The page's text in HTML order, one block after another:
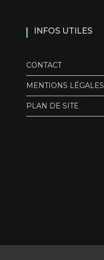
INFOS UTILES
CONTACT
MENTIONS LÉGALES
PLAN DE SITE